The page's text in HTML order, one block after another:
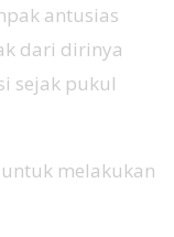
antusias
dari dirinya
sejak pukul
melakukan